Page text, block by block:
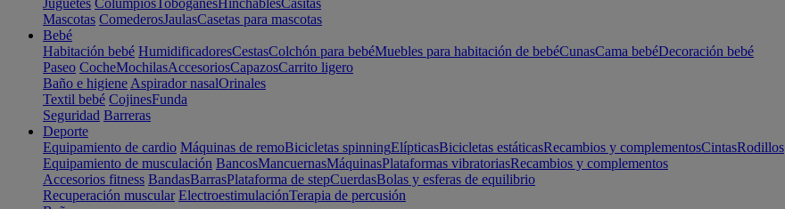
Juguetes ColumpiosToboganesHinchablesCasitas
Mascotas ComederosJaulasCasetas para mascotas
Bebé
Habitación bebé HumidificadoresCestasColchón para bebéMuebles para habitación de bebéCunasCama bebéDecoración bebé
Paseo CocheMochilasAccesoriosCapazosCarrito ligero
Baño e higiene Aspirador nasalOrinales
Textil bebé CojinesFunda
Seguridad Barreras
Deporte
Equipamiento de cardio Máquinas de remoBicicletas spinningElípticasBicicletas estáticasRecambios y complementosCintasRodillos
Equipamiento de musculación BancosMancuernasMáquinasPlataformas vibratoriasRecambios y complementos
Accesorios fitness BandasBarrasPlataforma de stepCuerdasBolas y esferas de equilibrio
Recuperación muscular ElectroestimulaciónTerapia de percusión